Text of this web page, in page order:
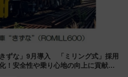
ずな」9月導入 「ミリング式」採用
！安全性や乗り心地の向上に貢献す